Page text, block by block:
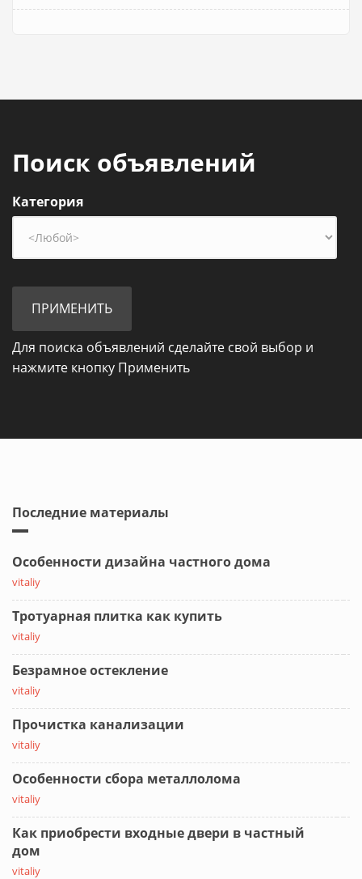
Поиск объявлений
Категория
Для поиска объявлений сделайте свой выбор и
нажмите кнопку Применить
Последние материалы
Особенности дизайна частного дома
vitaliy
Тротуарная плитка как купить
vitaliy
Безрамное остекление
vitaliy
Прочистка канализации
vitaliy
Особенности сбора металлолома
vitaliy
Как приобрести входные двери в частный
дом
vitaliy